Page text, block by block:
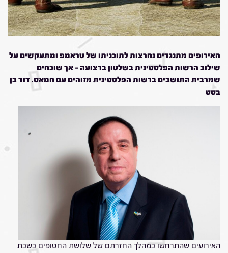
האירופים מתנגדים נחרצות לתוכניתו של טראמפ ומתעקשים על
שילוב הרשות הפלסטינית בשלטון ברצועה – אך שוכחים
שמרבית התושבים ברשות הפלסטינית מזוהים עם חמאס. דוד בן
בסט
האירועים שהתרחשו במהלך החזרתם של שלושת החטופים בשבת